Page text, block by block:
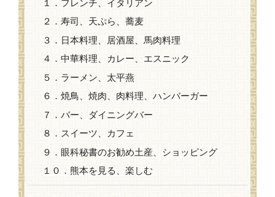
１．フレンチ、イタリアン
２．寿司、天ぷら、蕎麦
３．日本料理、居酒屋、馬肉料理
４．中華料理、カレー、エスニック
５．ラーメン、太平燕
６．焼鳥、焼肉、肉料理、ハンバーガー
７．バー、ダイニングバー
８．スイーツ、カフェ
９．眼科秘書のお勧め土産、ショッピング
１０．熊本を見る、楽しむ